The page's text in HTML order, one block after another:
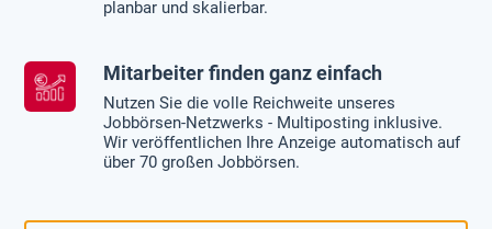
planbar und skalierbar.
Mitarbeiter finden ganz einfach
Nutzen Sie die volle Reichweite unseres
Jobbörsen-Netzwerks - Multiposting inklusive.
Wir veröffentlichen Ihre Anzeige automatisch auf
über 70 großen Jobbörsen.